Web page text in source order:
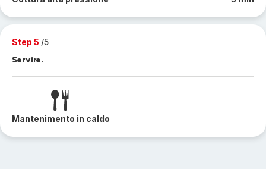
Step 5 /5
Servire.
Mantenimento in caldo